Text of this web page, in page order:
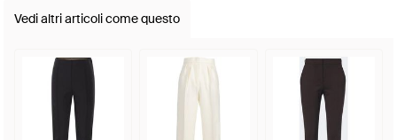
Vedi altri articoli come questo